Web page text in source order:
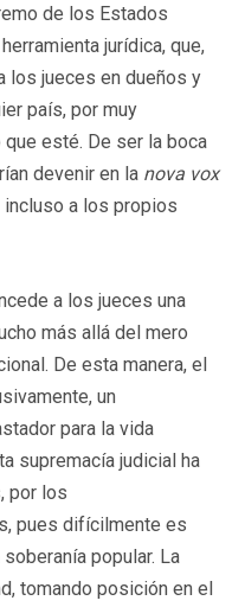
de los Estados
jurídica, que,
los jueces en dueños y
país, por muy
esté. De ser la boca
devenir en la nova vox
incluso a los propios
a los jueces una
más allá del mero
De esta manera, el
un
para la vida
supremacía judicial ha
por los
pues difícilmente es
popular. La
tomando posición en el